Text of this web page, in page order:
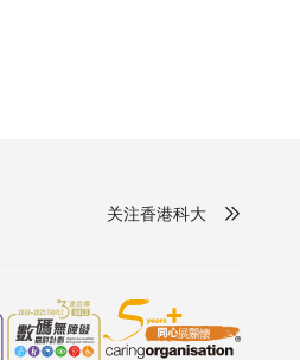
关注香港科大